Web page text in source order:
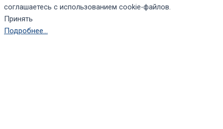
соглашаетесь с использованием cookie-файлов.
Принять
Подробнее…